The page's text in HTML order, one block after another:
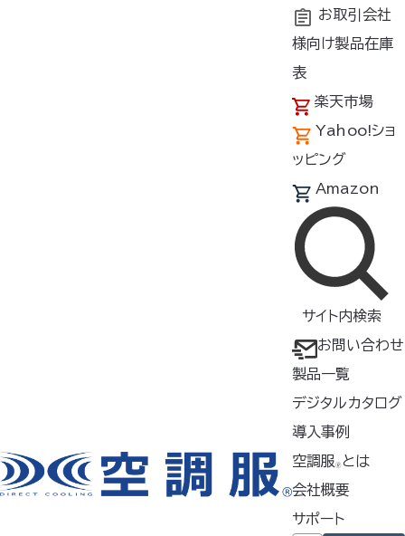
お取引会社
様向け製品在庫
表
楽天市場
Yahoo!ショ
ッピング
Amazon
サイト内検索
お問い合わせ
製品一覧
デジタルカタログ
導入事例
空調服🄬 とは
会社概要
サポート
ウェア
長袖ブルゾン
KU91910
帯電防止・制電
▸ ベストセラーモデルの進化版
▸ 脇下マチ付きでさらに動きや
工場・事務 物流業